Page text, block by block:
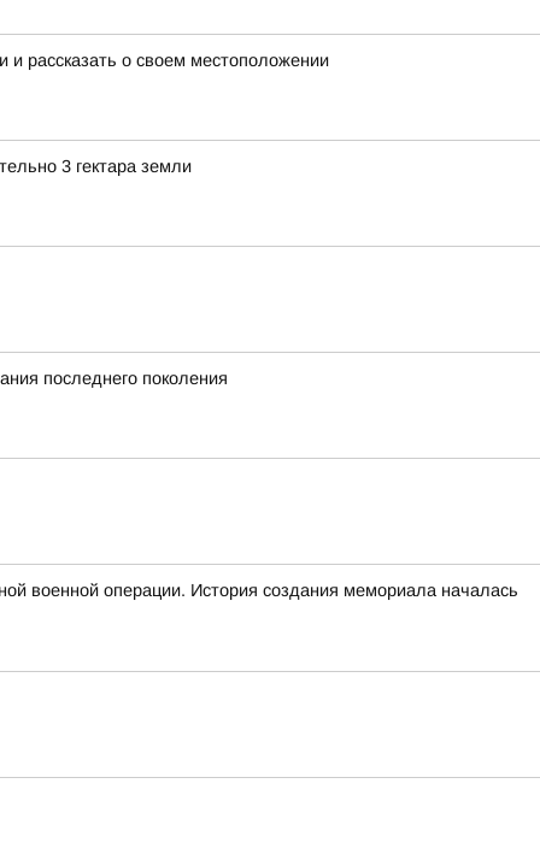
и рассказать о своем местоположении
3 гектара земли
последнего поколения
военной операции. История создания мемориала началась